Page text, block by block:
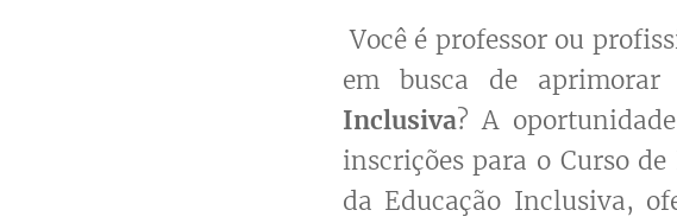
Você é professor ou
em busca de
Inclusiva? A
inscrições para o Curso
da Educação Inclusiva,